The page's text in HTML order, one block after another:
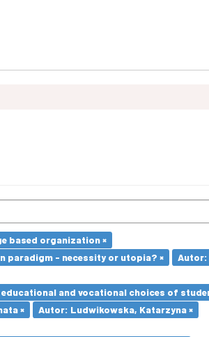
based organization ×
paradigm - necessity or utopia? ×
Autor:
and vocational choices of
×
Autor: Ludwikowska, Katarzyna ×